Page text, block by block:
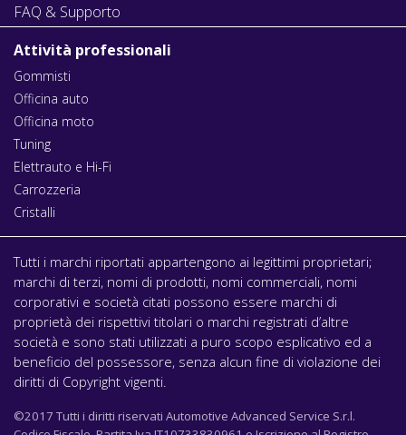
FAQ & Supporto
Attività professionali
Gommisti
Officina auto
Officina moto
Tuning
Elettrauto e Hi-Fi
Carrozzeria
Cristalli
Tutti i marchi riportati appartengono ai legittimi proprietari;
marchi di terzi, nomi di prodotti, nomi commerciali, nomi
corporativi e società citati possono essere marchi di
proprietà dei rispettivi titolari o marchi registrati d’altre
società e sono stati utilizzati a puro scopo esplicativo ed a
beneficio del possessore, senza alcun fine di violazione dei
diritti di Copyright vigenti.
©2017 Tutti i diritti riservati Automotive Advanced Service S.r.l.